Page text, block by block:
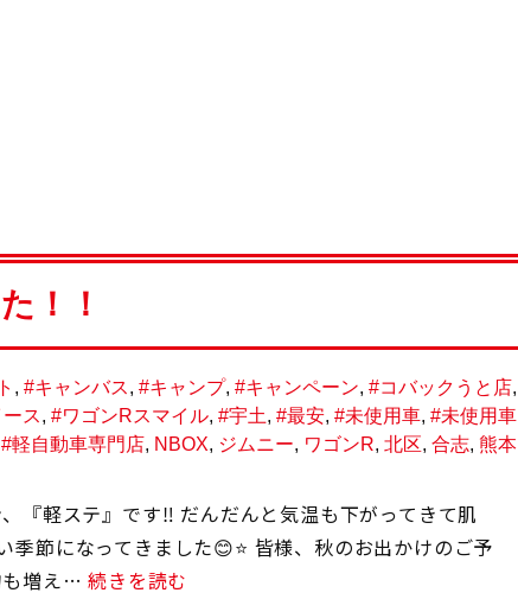
！！
,#キャンバス,#キャンプ,#キャンペーン,#コバックうと店,
ス,#ワゴンRスマイル,#宇土,#最安,#未使用車,#未使用車
#軽自動車専門店, NBOX, ジムニー, ワゴンR,北区,合志,熊本
『軽ステ』です‼ だんだんと気温も下がってきて肌
節になってきました😊⭐ 皆様、秋のお出かけのご予
も増え…続きを読む